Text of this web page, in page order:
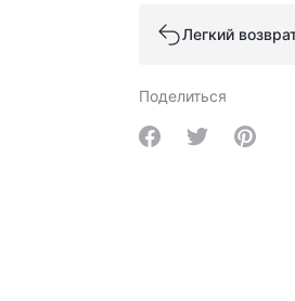
Легкий
Поделиться
Share onShare onShare